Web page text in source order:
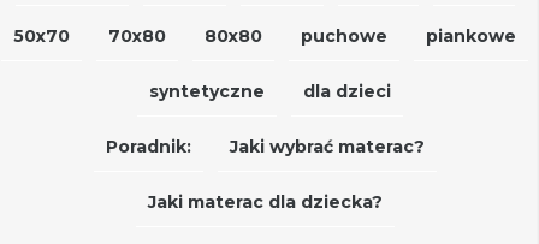
50x70 70x80 80x80 puchowe piankowe
syntetyczne dla dzieci
Poradnik: Jaki wybrać materac?
Jaki materac dla dziecka?